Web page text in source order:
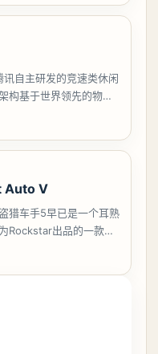
讯自主研发的竞速类休闲
构基于世界领先的物理
车》全面打造3D时尚
Auto V
猎车手5早已是一个耳熟
Rockstar出品的一款高
喜爱。但是，如果不掌